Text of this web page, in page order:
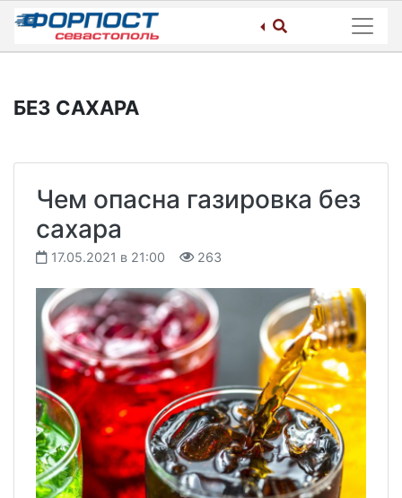
Skip
content
БЕЗ САХАРА
Чем опасна газировка без
сахара
17.05.2021 в 21:00 263